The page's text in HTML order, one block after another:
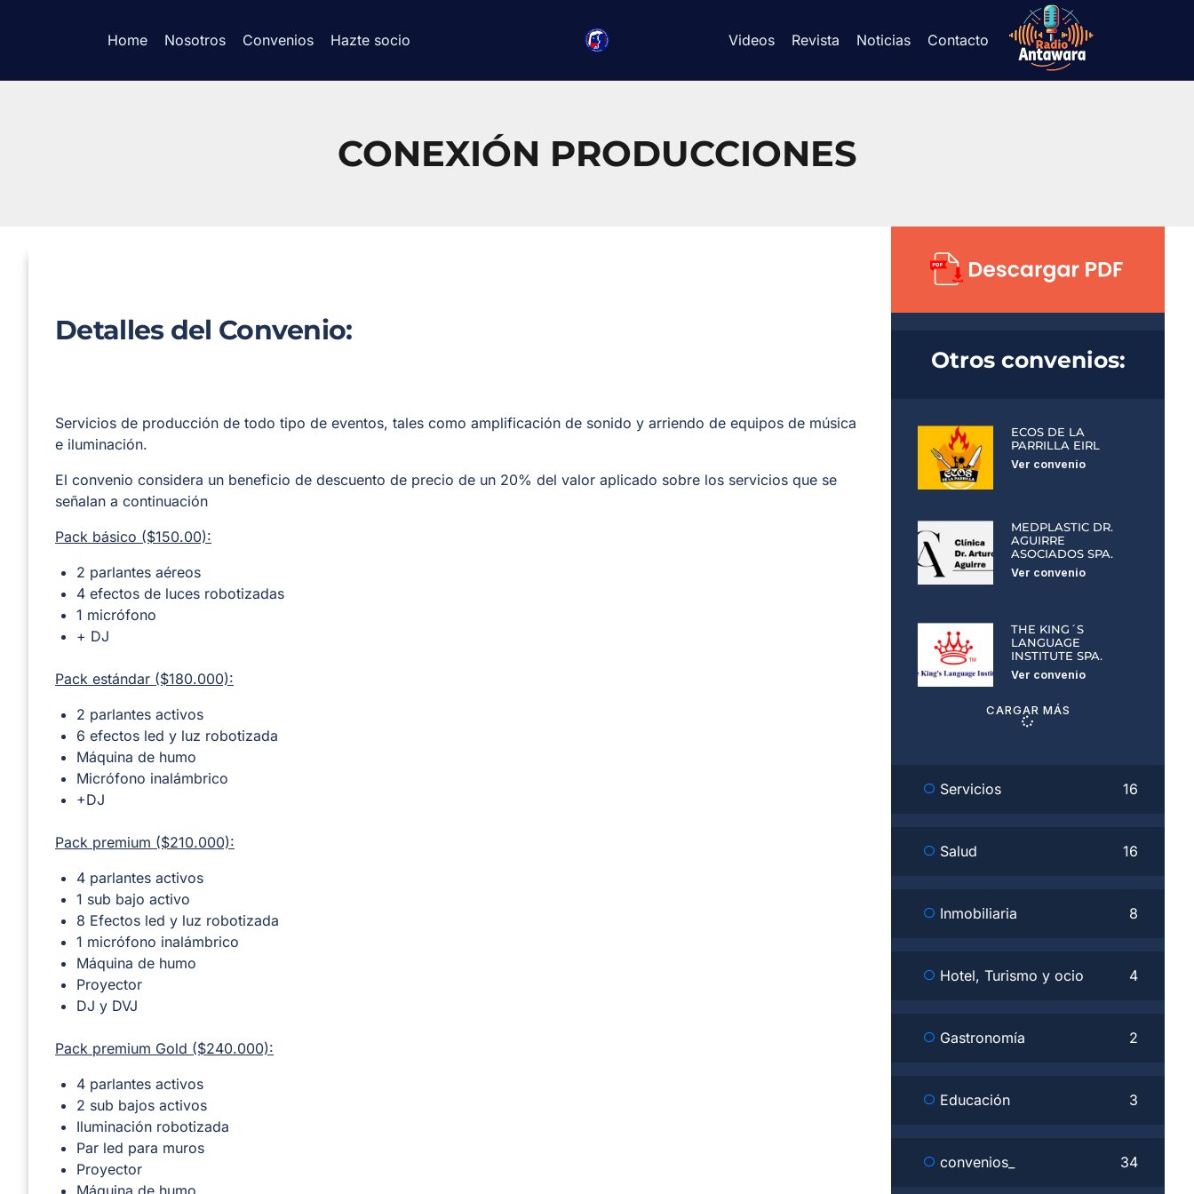
Home Nosotros Convenios Hazte socio Videos Revista Noticias Contacto
CONEXIÓN PRODUCCIONES
Detalles del Convenio:
Servicios de producción de todo tipo de eventos, tales como amplificación de sonido y arriendo de equipos de música
e iluminación.
El convenio considera un beneficio de descuento de precio de un 20% del valor aplicado sobre los servicios que se
señalan a continuación
Pack básico ($150.00):
2 parlantes aéreos
4 efectos de luces robotizadas
1 micrófono
+ DJ
Pack estándar ($180.000):
2 parlantes activos
6 efectos led y luz robotizada
Máquina de humo
Micrófono inalámbrico
+DJ
Pack premium ($210.000):
4 parlantes activos
1 sub bajo activo
8 Efectos led y luz robotizada
1 micrófono inalámbrico
Máquina de humo
Proyector
DJ y DVJ
Pack premium Gold ($240.000):
4 parlantes activos
2 sub bajos activos
Iluminación robotizada
Par led para muros
Proyector
Máquina de humo
Otros convenios:
ECOS DE LA
PARRILLA EIRL
Ver convenio
MEDPLASTIC DR.
AGUIRRE
ASOCIADOS SPA.
Ver convenio
THE KING´S
LANGUAGE
INSTITUTE SPA.
Ver convenio
CARGAR MÁS
Servicios 16
Salud 16
Inmobiliaria 8
Hotel, Turismo y ocio 4
Gastronomía 2
Educación 3
convenios_ 34